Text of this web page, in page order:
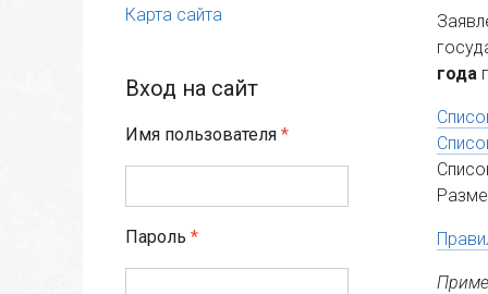
Карта сайта
Вход на сайт
Имя пользователя*
Пароль*
года